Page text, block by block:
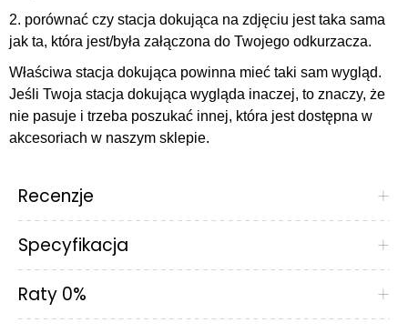
2. porównać czy stacja dokująca na zdjęciu jest taka sama
jak ta, która jest/była załączona do Twojego odkurzacza.
Właściwa stacja dokująca powinna mieć taki sam wygląd.
Jeśli Twoja stacja dokująca wygląda inaczej, to znaczy, że
nie pasuje i trzeba poszukać innej, która jest dostępna w
akcesoriach w naszym sklepie.
Recenzje +
Specyfikacja +
Raty 0% +